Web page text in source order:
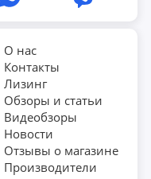
О нас
Контакты
Лизинг
Обзоры и статьи
Видеобзоры
Новости
Отзывы о магазине
Производители